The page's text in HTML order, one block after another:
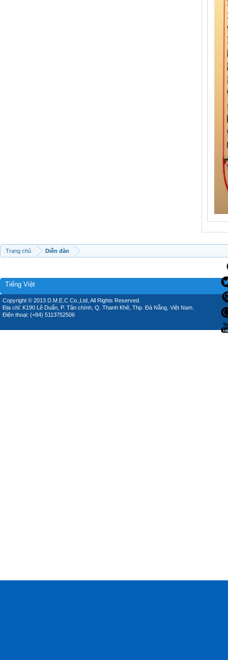
Trang chủ Diễn đàn
Tiếng Việt
Copyright © 2013 D.M.E.C Co.,Ltd, All Rights Reserved.
Địa chỉ: K190 Lê Duẩn, P. Tân chính, Q. Thanh Khê, Thp. Đà Nẵng, Việt Nam.
Điện thoại: (+84) 5113752506